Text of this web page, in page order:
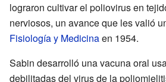
lograron cultivar el poliovirus en
nerviosos, un avance que les valió
Fisiología y Medicinaen 1954.
Sabin desarrolló una vacuna oral
debilitadas del virus de la